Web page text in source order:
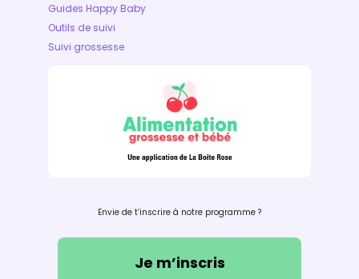
Guides Happy Baby
Outils de suivi
Suivi grossesse
Envie de t’inscrire à notre programme ?
Je m’inscris